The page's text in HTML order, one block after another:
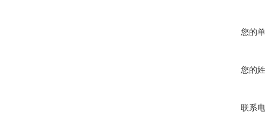
您的
您的
联系